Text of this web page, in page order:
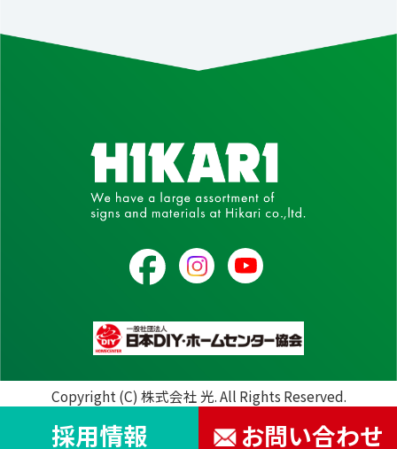
Copyright (C) 株式会社 光. All Rights Reserved.
採用情報 お問い合わせ